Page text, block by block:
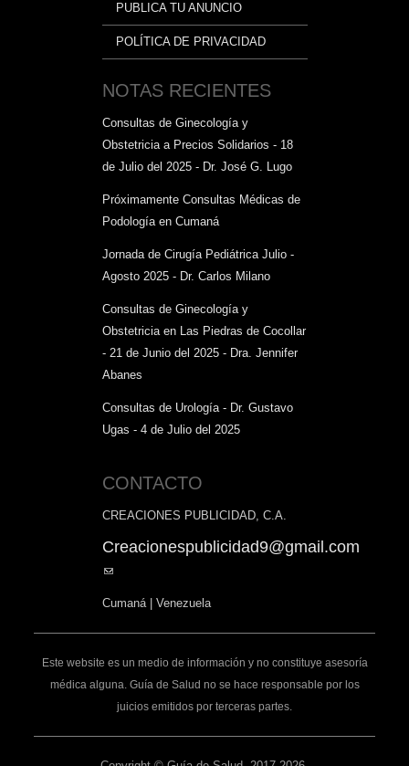
PUBLICA TU ANUNCIO
POLÍTICA DE PRIVACIDAD
NOTAS RECIENTES
Consultas de Ginecología y
Obstetricia a Precios Solidarios - 18
de Julio del 2025 - Dr. José G. Lugo
Próximamente Consultas Médicas de
Podología en Cumaná
Jornada de Cirugía Pediátrica Julio -
Agosto 2025 - Dr. Carlos Milano
Consultas de Ginecología y
Obstetricia en Las Piedras de Cocollar
- 21 de Junio del 2025 - Dra. Jennifer
Abanes
Consultas de Urología - Dr. Gustavo
Ugas - 4 de Julio del 2025
CONTACTO
CREACIONES PUBLICIDAD, C.A.
Creacionespublicidad9@gmail.com
(link
mail)
Cumaná | Venezuela
Este website es un medio de información y no constituye asesoría
médica alguna. Guía de Salud no se hace responsable por los
juicios emitidos por terceras partes.